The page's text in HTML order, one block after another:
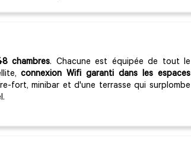
chambres. Chacune est équipée de tout le
connexion Wifi garanti dans les espaces
fort, minibar et d'une terrasse qui surplombe